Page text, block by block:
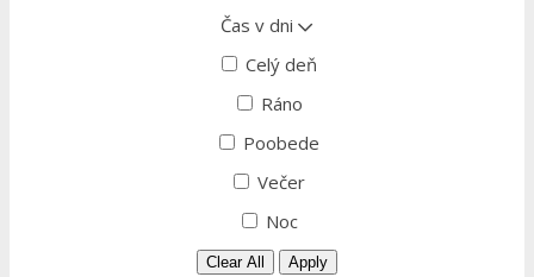
Čas v dni
Celý deň
Ráno
Poobede
Večer
Noc
Clear All Apply